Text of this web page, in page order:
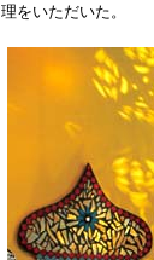
理をいただいた。